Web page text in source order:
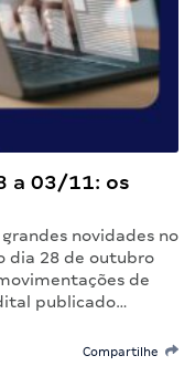
a 03/11: os
novidades no
dia 28 de outubro
de
publicado…
Compartilhe